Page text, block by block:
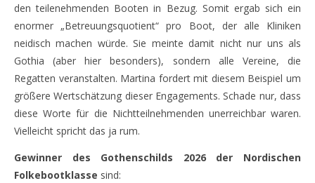
den teilenehmenden Booten in Bezug. Somit ergab sich ein
enormer „Betreuungsquotient“ pro Boot, der alle Kliniken
neidisch machen würde. Sie meinte damit nicht nur uns als
Gothia (aber hier besonders), sondern alle Vereine, die
Regatten veranstalten. Martina fordert mit diesem Beispiel um
größere Wertschätzung dieser Engagements. Schade nur, dass
diese Worte für die Nichtteilnehmenden unerreichbar waren.
Vielleicht spricht das ja rum.
Gewinner des Gothenschilds 2026 der Nordischen
Folkebootklasse sind: